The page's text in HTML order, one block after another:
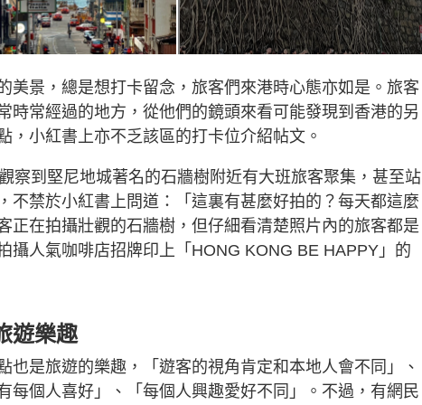
美景，總是想打卡留念，旅客們來港時心態亦如是。旅客
時常經過的地方，從他們的鏡頭來看可能發現到香港的另
小紅書上亦不乏該區的打卡位介紹帖文。
察到堅尼地城著名的石牆樹附近有大班旅客聚集，甚至站
不禁於小紅書上問道：「這裏有甚麼好拍的？每天都這麼
正在拍攝壯觀的石牆樹，但仔細看清楚照片內的旅客都是
攝人氣咖啡店招牌印上「HONG KONG BE HAPPY」的
遊樂趣
是旅遊的樂趣，「遊客的視角肯定和本地人會不同」、
每個人喜好」、「每個人興趣愛好不同」。不過，有網民